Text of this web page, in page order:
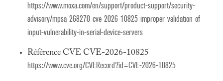
https://www.moxa.com/en/support/product-support/security-
advisory/mpsa-268270-cve-2026-10825-improper-validation-of-
input-vulnerability-in-serial-device-servers
Référence CVE CVE-2026-10825
https://www.cve.org/CVERecord?id=CVE-2026-10825